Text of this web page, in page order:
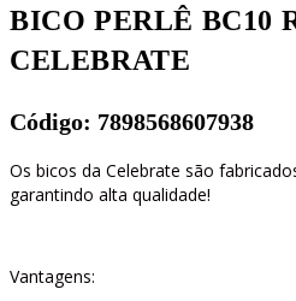
BICO PERLÊ BC10
CELEBRATE
Código: 7898568607938
Os bicos da Celebrate são
garantindo alta qualidade!
Vantagens: